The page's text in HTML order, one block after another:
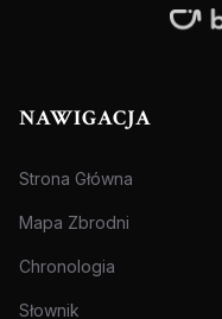
NAWIGACJA
Strona Główna
Mapa Zbrodni
Chronologia
Słownik